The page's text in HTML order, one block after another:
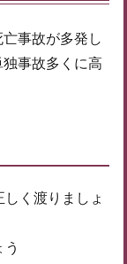
事故が多発し
事故多くに高
く渡りましょ